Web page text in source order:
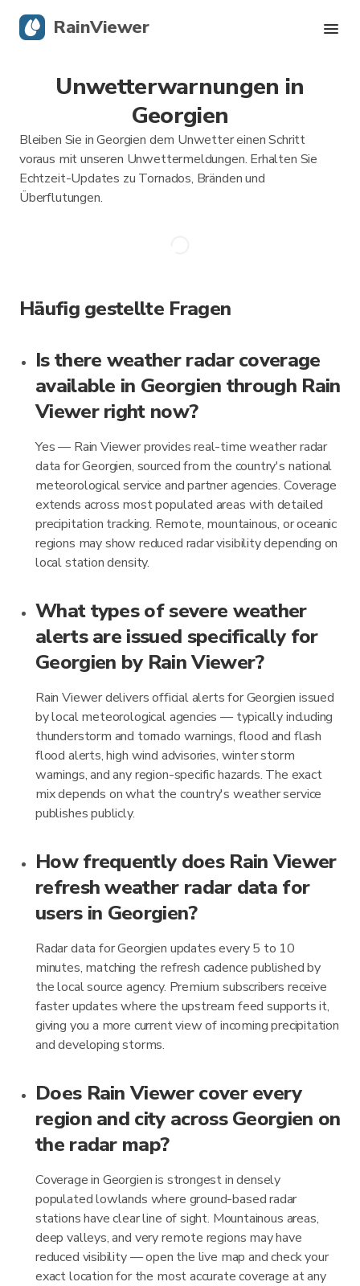
Unwetterwarnungen in
Georgien
Bleiben Sie in Georgien dem Unwetter einen Schritt
voraus mit unseren Unwettermeldungen. Erhalten Sie
Echtzeit-Updates zu Tornados, Bränden und
Überflutungen.
Häufig gestellte Fragen
Is there weather radar coverage
available in Georgien through Rain
Viewer right now?
Yes — Rain Viewer provides real-time weather radar
data for Georgien, sourced from the country's national
meteorological service and partner agencies. Coverage
extends across most populated areas with detailed
precipitation tracking. Remote, mountainous, or oceanic
regions may show reduced radar visibility depending on
local station density.
What types of severe weather
alerts are issued specifically for
Georgien by Rain Viewer?
Rain Viewer delivers official alerts for Georgien issued
by local meteorological agencies — typically including
thunderstorm and tornado warnings, flood and flash
flood alerts, high wind advisories, winter storm
warnings, and any region-specific hazards. The exact
mix depends on what the country's weather service
publishes publicly.
How frequently does Rain Viewer
refresh weather radar data for
users in Georgien?
Radar data for Georgien updates every 5 to 10
minutes, matching the refresh cadence published by
the local source agency. Premium subscribers receive
faster updates where the upstream feed supports it,
giving you a more current view of incoming precipitation
and developing storms.
Does Rain Viewer cover every
region and city across Georgien on
the radar map?
Coverage in Georgien is strongest in densely
populated lowlands where ground-based radar
stations have clear line of sight. Mountainous areas,
deep valleys, and very remote regions may have
reduced visibility — open the live map and check your
exact location for the most accurate coverage at any
RainViewer
Live-Radar
Hurrikan-Verfolgung
Unwettermeldungen